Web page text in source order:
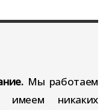
Мы работаем
имеем никаких